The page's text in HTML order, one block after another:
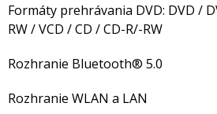
Formáty prehrávania DVD: DVD /
RW / VCD / CD / CD-R/-RW
Rozhranie Bluetooth® 5.0
Rozhranie WLAN a LAN